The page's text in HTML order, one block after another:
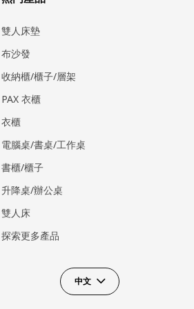
雙人床墊
布沙發
收納櫃/櫃子/層架
PAX 衣櫃
衣櫃
電腦桌/書桌/工作桌
書櫃/櫃子
升降桌/辦公桌
雙人床
探索更多產品
中文